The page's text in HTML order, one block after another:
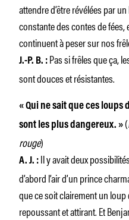
attendre d’être révélées par
constante des contes de
continuent à peser sur nos
J.-P. B. : Pas si frêles que ça,
sont douces et résistantes.
« Qui ne sait que ces loups
sont les plus dangereux. »(
rouge)
A. J. : Il y avait deux
d’abord l’air d’un prince
que ce soit clairement un
repoussant et attirant. Et